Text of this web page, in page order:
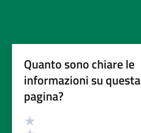
Quanto sono chiare le
informazioni su questa
pagina?
Valutazione